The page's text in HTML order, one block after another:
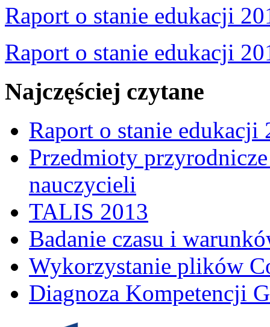
Raport o stanie edukacji
Raport o stanie edukacji
Najczęściej czytane
Raport o stanie edukacji
Przedmioty
nauczycieli
TALIS 2013
Badanie czasu i
Wykorzystanie plików
Diagnoza Kompetencji